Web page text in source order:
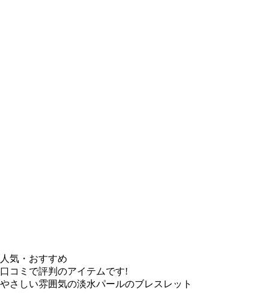
人気・おすすめ
口コミで評判のアイテムです!
やさしい雰囲気の淡水パールのブレスレット